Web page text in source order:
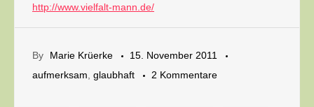
http://www.vielfalt-mann.de/
By Marie Krüerke
15. November 2011
aufmerksam glaubhaft 2 Kommentarezu